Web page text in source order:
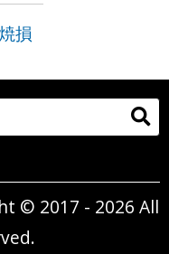
損
© 2017 - 2026 All